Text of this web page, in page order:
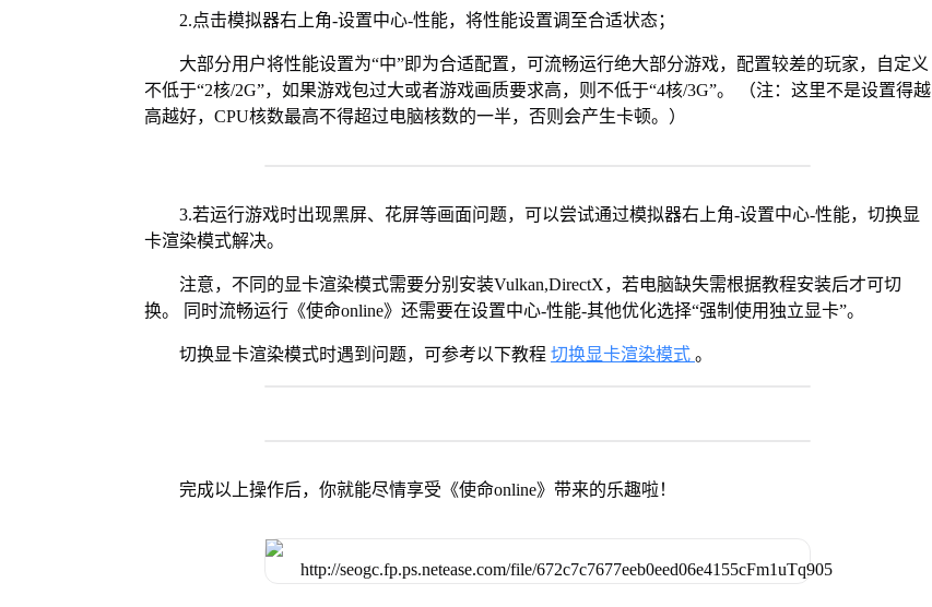
2.点击模拟器右上角-设置中心-性能，将性能设置调至合适状态；
大部分用户将性能设置为“中”即为合适配置，可流畅运行绝大部分游戏，配置较差的玩家，自定义
不低于“2核/2G”，如果游戏包过大或者游戏画质要求高，则不低于“4核/3G”。 （注：这里不是设置得越
高越好，CPU核数最高不得超过电脑核数的一半，否则会产生卡顿。）
3.若运行游戏时出现黑屏、花屏等画面问题，可以尝试通过模拟器右上角-设置中心-性能，切换显
卡渲染模式解决。
注意，不同的显卡渲染模式需要分别安装Vulkan,DirectX，若电脑缺失需根据教程安装后才可切
换。 同时流畅运行《使命online》还需要在设置中心-性能-其他优化选择“强制使用独立显卡”。
切换显卡渲染模式时遇到问题，可参考以下教程 切换显卡渲染模式 。
完成以上操作后，你就能尽情享受《使命online》带来的乐趣啦！